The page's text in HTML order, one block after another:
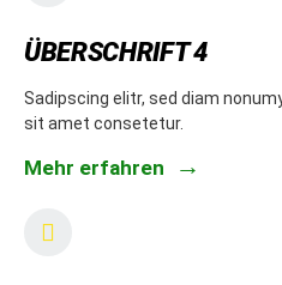
ÜBERSCHRIFT 4
Sadipscing elitr, sed diam
sit amet consetetur.
Mehr erfahren